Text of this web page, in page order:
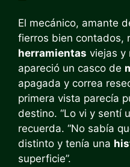
El mecánico, amante
fierros bien contados,
herramientas viejas y
apareció un casco de
apagada y correa
primera vista parecía
destino. “Lo vi y sentí
recuerda. “No sabía
distinto y tenía una
superficie”.